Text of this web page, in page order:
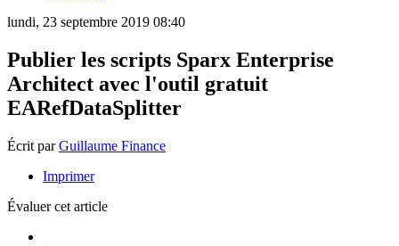
lundi, 23 septembre 2019 08:40
Publier les scripts Sparx Enterprise
Architect avec l'outil gratuit
EARefDataSplitter
Écrit parGuillaume Finance
Imprimer
Évaluer cet article